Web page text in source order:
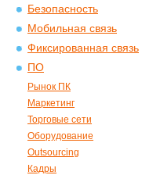
Безопасность
Мобильная связь
Фиксированная связь
ПО
Рынок ПК
Маркетинг
Торговые сети
Оборудование
Outsourcing
Кадры